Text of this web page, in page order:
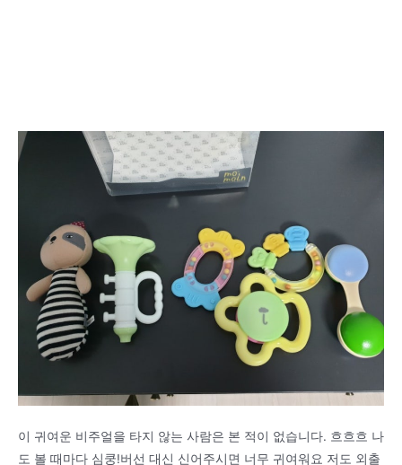
이 귀여운 비주얼을 타지 않는 사람은 본 적이 없습니다. 흐흐흐 나
도 볼 때마다 심쿵!버선 대신 신어주시면 너무 귀여워요 저도 외출